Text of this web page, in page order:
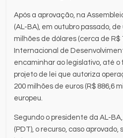
Após a aprovação, na
(AL-BA), em outubro passado,
milhões de dólares (cerca de R$
Internacional de
encaminhar ao legislativo, até o
projeto de lei que autoriza
200 milhões de euros (R$ 886,6
europeu.
Segundo o presidente da AL-
(PDT), o recurso, caso